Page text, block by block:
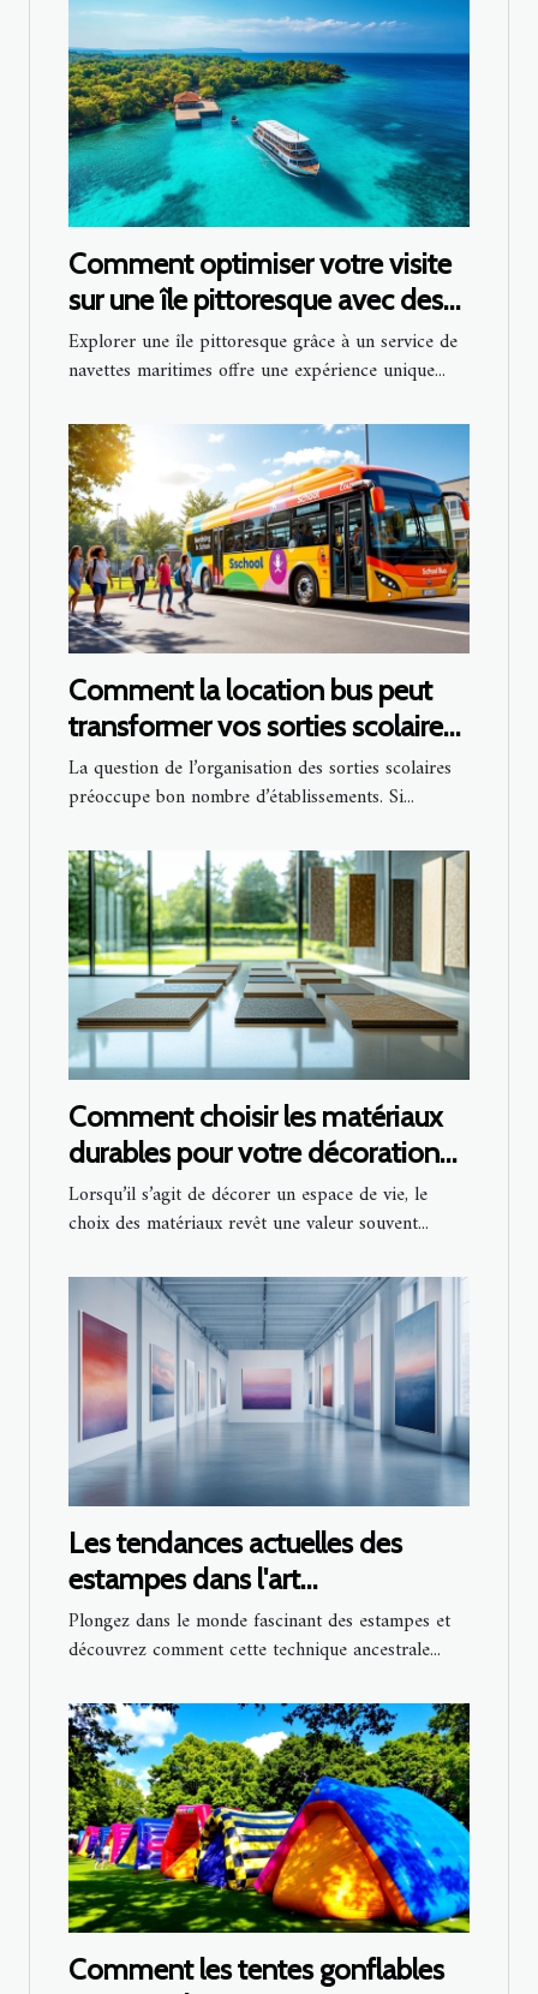
Comment optimiser votre visite
sur une île pittoresque avec des
navettes maritimes ?
Explorer une île pittoresque grâce à un service de
navettes maritimes offre une expérience unique...
Comment la location bus peut
transformer vos sorties scolaires
?
La question de l’organisation des sorties scolaires
préoccupe bon nombre d’établissements. Si...
Comment choisir les matériaux
durables pour votre décoration
intérieure
Lorsqu’il s’agit de décorer un espace de vie, le
choix des matériaux revêt une valeur souvent...
Les tendances actuelles des
estampes dans l'art
contemporain
Plongez dans le monde fascinant des estampes et
découvrez comment cette technique ancestrale...
Comment les tentes gonflables